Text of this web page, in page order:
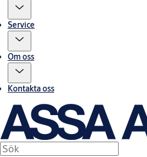
Service
Om oss
Kontakta oss